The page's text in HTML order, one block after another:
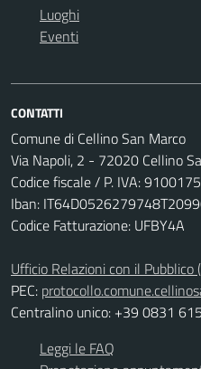
Luoghi
Eventi
CONTATTI
Comune di Cellino San Marco
Via Napoli, 2 - 72020 Cellino
Codice fiscale / P. IVA:
Iban:
Codice Fatturazione: UFBY4A
Ufficio Relazioni con il Pubblico
PEC:
Centralino unico: +39 0831
Leggi le FAQ